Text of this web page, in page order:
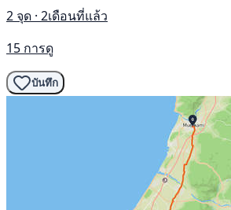
2 จุด · 2เดือนที่แล้ว
15 การดู
บันทึก